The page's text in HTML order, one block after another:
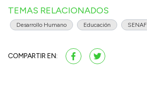
TEMAS RELACIONADOS
Desarrollo Humano Educación SENAF
COMPARTIR EN: